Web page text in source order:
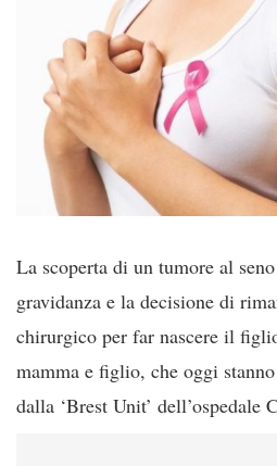
La scoperta di un tumore al
gravidanza e la decisione di
chirurgico per far nascere il
mamma e figlio, che oggi
dalla ‘Brest Unit’ dell’ospedale